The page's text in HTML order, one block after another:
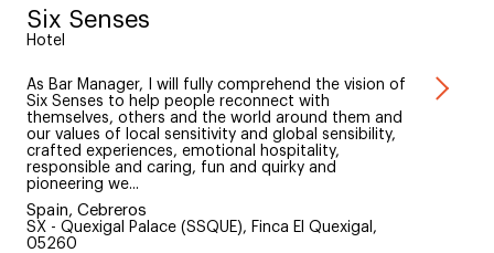
Six Senses
Hotel
As Bar Manager, I will fully comprehend the vision of
Six Senses to help people reconnect with
themselves, others and the world around them and
our values of local sensitivity and global sensibility,
crafted experiences, emotional hospitality,
responsible and caring, fun and quirky and
pioneering we...
Spain, Cebreros
SX - Quexigal Palace (SSQUE), Finca El Quexigal,
05260